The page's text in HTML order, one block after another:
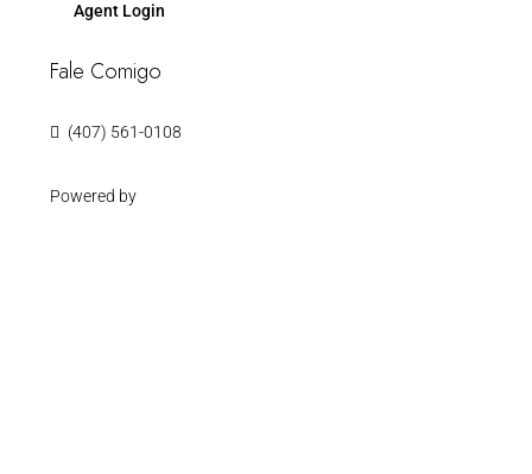
Agent Login
Fale Comigo
(407) 561-0108
Powered by